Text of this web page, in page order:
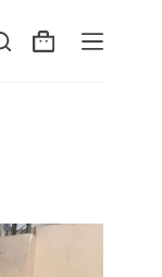
Shopping